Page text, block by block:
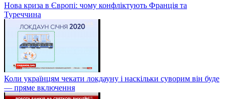
Нова криза в Європі: чому конфліктують Франція та
Туреччина
Коли українцям чекати локдауну і наскільки суворим він буде
— пряме включення